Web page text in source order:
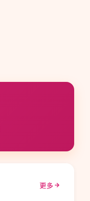
更多